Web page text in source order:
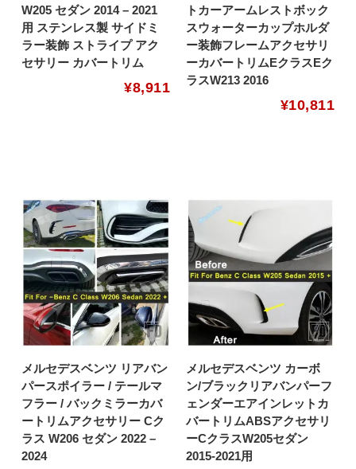
W205 セダン 2014 – 2021
用 ステンレス製 サイドミ
ラー装飾 ストライプ アク
セサリー カバートリム
¥8,911
トカーアームレストボック
スウォーターカップホルダ
ー装飾フレームアクセサリ
ーカバートリムEクラスEク
ラスW213 2016
¥10,811
メルセデスベンツ リアバン
パースポイラー / テールマ
フラー / バックミラーカバ
ートリムアクセサリー Cク
ラス W206 セダン 2022 –
2024
メルセデスベンツ カーボ
ン/ブラックリアバンパーフ
ェンダーエアインレットカ
バートリムABSアクセサリ
ーCクラスW205セダン
2015-2021用